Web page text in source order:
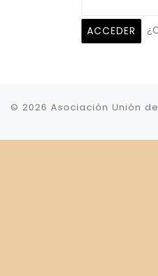
© 2026 Asociación Unión